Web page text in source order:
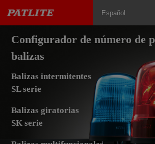
Configurador de número de
balizas
Balizas intermitentes
SL serie
Balizas giratorias
SK serie